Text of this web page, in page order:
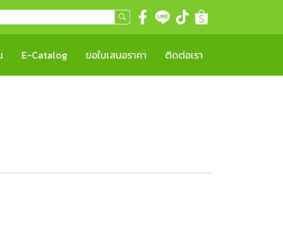
E-Catalog ขอใบเสนอราคา ติดต่อเรา